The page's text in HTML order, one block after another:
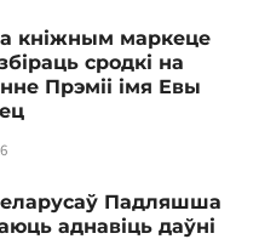
кніжным маркеце
сродкі на
Прэміі імя Евы
Падляшша
аднавіць даўні